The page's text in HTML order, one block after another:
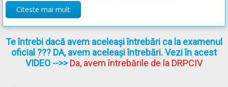
Citeste mai mult
Te întrebi dacă avem aceleași întrebări ca la examenul
oficial ??? DA, avem aceleași întrebări. Vezi în acest
VIDEO -->>Da, avem întrebările de la DRPCIV